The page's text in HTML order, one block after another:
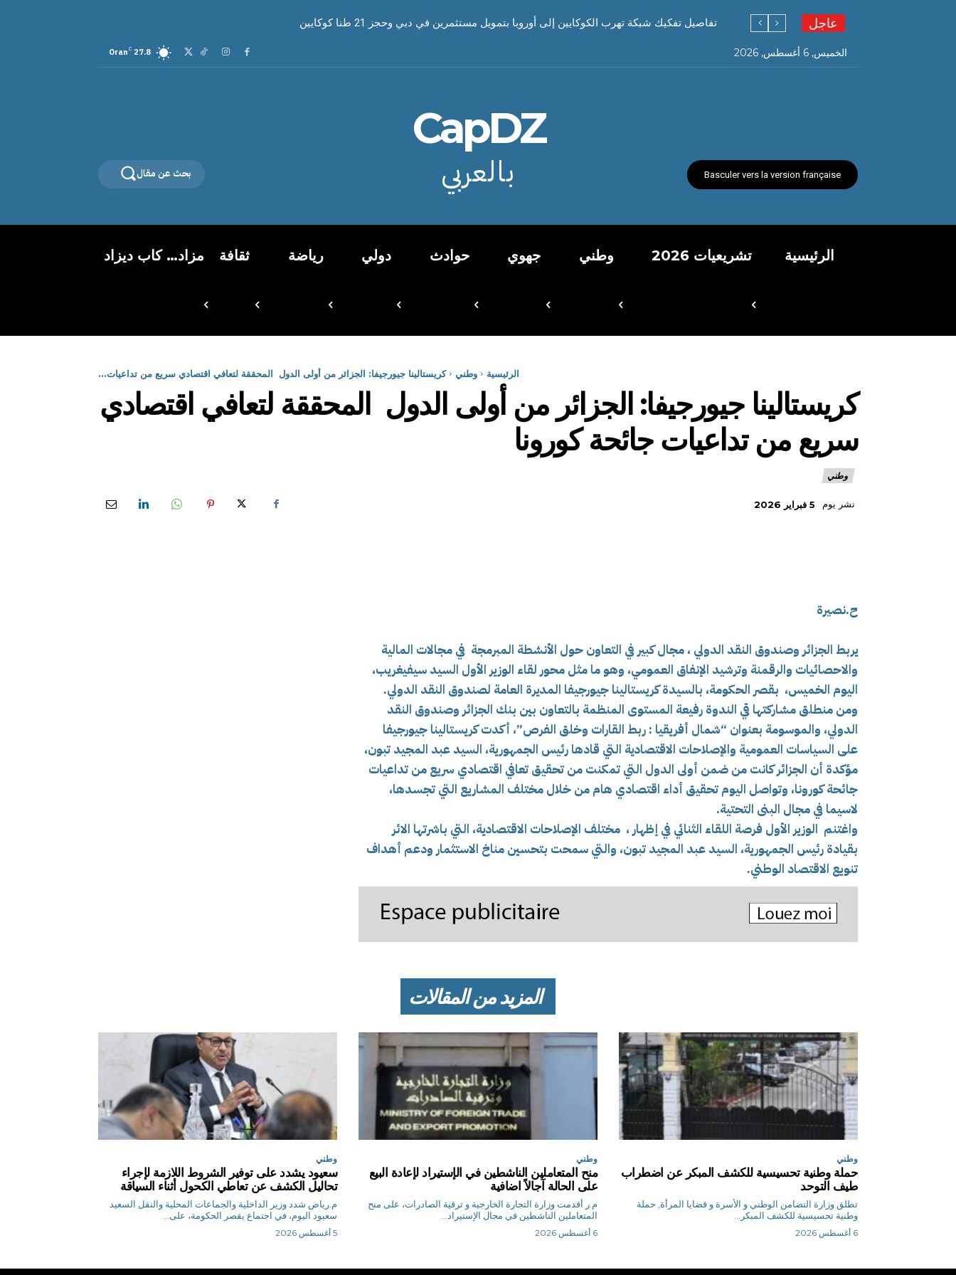
عاجل تفاصيل تفكيك شبكة تهرب الكوكايين إلى أوروبا بتمويل مستثمرين في دبي وحجز 21 طنا كوكايين
الخميس, 6 أغسطس, 2026 27.8
C
Oran
Basculer vers la version française
CapDZ
بالعربي بحث عن مقال
الرئيسية تشريعيات 2026 وطني جهوي حوادث دولي رياضة ثقافة مزاد… كاب ديزاد
الرئيسية وطني كريستالينا جيورجيفا: الجزائر من أولى الدول المحققة لتعافي اقتصادي سريع من تداعيات...
كريستالينا جيورجيفا: الجزائر من أولى الدول المحققة لتعافي اقتصادي
سريع من تداعيات جائحة كورونا
وطني
نشر يوم 5 فبراير 2026
ح.نصيرة
يربط الجزائر وصندوق النقد الدولي ، مجال كبير في التعاون حول الأنشطة المبرمجة في مجالات المالية
والاحصائيات والرقمنة وترشيد الإنفاق العمومي، وهو ما مثل محور لقاء الوزير الأول السيد سيفيغريب،
اليوم الخميس، بقصر الحكومة، بالسيدة كريستالينا جيورجيفا المديرة العامة لصندوق النقد الدولي.
ومن منطلق مشاركتها قي الندوة رفيعة المستوى المنظمة بالتعاون بين بنك الجزائر وصندوق النقد
الدولي، والموسومة بعنوان “شمال أفريقيا : ربط القارات وخلق الفرص”، أكدت كريستالينا جيورجيفا
على السياسات العمومية والإصلاحات الاقتصادية التي قادها رئيس الجمهورية، السيد عبد المجيد تبون،
مؤكدة أن الجزائر كانت من ضمن أولى الدول التي تمكنت من تحقيق تعافي اقتصادي سريع من تداعيات
جائحة كورونا، وتواصل اليوم تحقيق أداء اقتصادي هام من خلال مختلف المشاريع التي تجسدها،
لاسيما في مجال البنى التحتية.
واغتنم الوزير الأول فرصة اللقاء الثنائي في إظهار ، مختلف الإصلاحات الاقتصادية، التي باشرتها الائر
بقيادة رئيس الجمهورية، السيد عبد المجيد تبون، والتي سمحت بتحسين مناخ الاستثمار ودعم أهداف
تنويع الاقتصاد الوطني.
المزيد من المقالات
وطني
حملة وطنية تحسيسية للكشف المبكر عن اضطراب
طيف التوحد
تطلق وزارة التضامن الوطني و الأسرة و قضايا المرأة, حملة
وطنية تحسيسية للكشف المبكر...
6 أغسطس 2026
وطني
منح المتعاملين الناشطين في الإستيراد لإعادة البيع
على الحالة آجالاً اضافية
م.ر أقدمت وزارة التجارة الخارجية و ترقية الصادرات، على منح
المتعاملين الناشطين في مجال الإستيراد...
6 أغسطس 2026
وطني
سعيود يشدد على توفير الشروط اللازمة لإجراء
تحاليل الكشف عن تعاطي الكحول أثناء السياقة
م.رياض شدد وزير الداخلية والجماعات المحلية والنقل السعيد
سعيود اليوم، في اجتماع يقصر الحكومة، على...
5 أغسطس 2026